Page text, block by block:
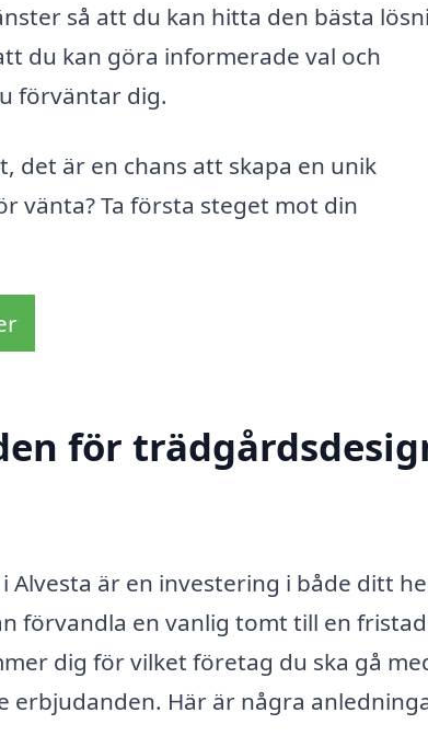
så att du kan hitta den bästa
du kan göra informerade val och
förväntar dig.
det är en chans att skapa en unik
vänta? Ta första steget mot din
för
är en investering i både ditt
förvandla en vanlig tomt till en
dig för vilket företag du ska gå
Här är några